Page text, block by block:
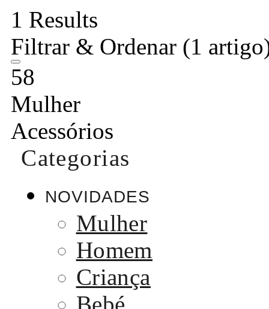
1 Results
Filtrar & Ordenar (1
58
Mulher
Acessórios
Categorias
NOVIDADES
Mulher
Homem
Criança